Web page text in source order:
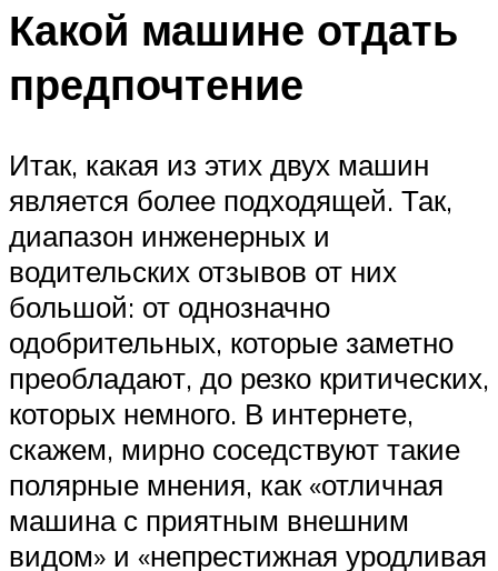
Какой машине отдать
предпочтение
Итак, какая из этих двух машин
является более подходящей. Так,
диапазон инженерных и
водительских отзывов от них
большой: от однозначно
одобрительных, которые заметно
преобладают, до резко критических,
которых немного. В интернете,
скажем, мирно соседствуют такие
полярные мнения, как «отличная
машина с приятным внешним
видом» и «непрестижная уродливая